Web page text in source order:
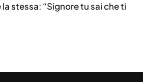
stessa: “Signore tu sai che ti